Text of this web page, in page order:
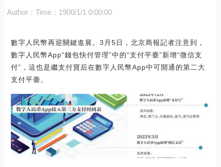
Author： Time：1900/1/1 0:00:00
數字人民幣再迎關鍵進展。3月5日，北京商報記者注意到，
數字人民幣App“錢包快付管理”中的“支付平臺”新增“微信支
付”，這也是繼支付寶后在數字人民幣App中可開通的第二大
支付平臺。